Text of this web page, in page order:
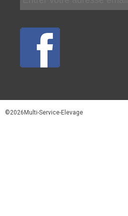
©2026Multi-Service-Elevage